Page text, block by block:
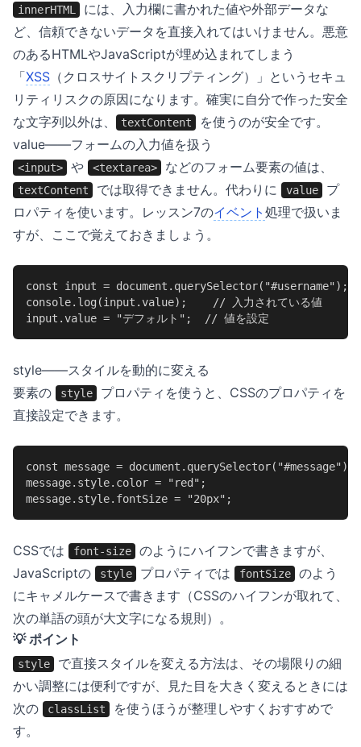
innerHTML
には、入力欄に書かれた値や外部データな
ど、信頼できないデータを直接入れてはいけません。悪意
のあるHTMLやJavaScriptが埋め込まれてしまう
「XSS （クロスサイトスクリプティング）」というセキュ
リティリスクの原因になります。確実に自分で作った安全
な文字列以外は、
textContent
を使うのが安全です。
value——フォームの入力値を扱う
<input> や <textarea> などのフォーム要素の値は、
textContent では取得できません。代わりに value
プ
ロパティを使います。レッスン7のイベント 処理で扱いま
すが、ここで覚えておきましょう。
const input = document.querySelector("#username");
console.log(input.value);    // 入力されている値
input.value = "デフォルト";  // 値を設定
style——スタイルを動的に変える
要素の
style
プロパティを使うと、CSSのプロパティを
直接設定できます。
const message = document.querySelector("#message");
message.style.color = "red";
message.style.fontSize = "20px";
CSSでは font-size
のようにハイフンで書きますが、
JavaScriptの
style プロパティでは fontSize
のよう
にキャメルケースで書きます（CSSのハイフンが取れて、
次の単語の頭が大文字になる規則）。
💡 ポイント
style
で直接スタイルを変える方法は、その場限りの細
かい調整には便利ですが、見た目を大きく変えるときには
次の
classList
を使うほうが整理しやすくおすすめで
す。